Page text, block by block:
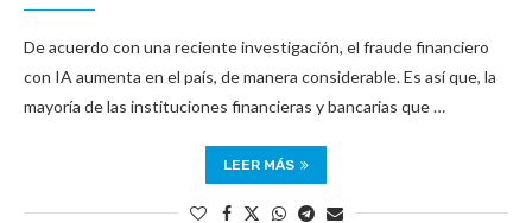
De acuerdo con una reciente investigación, el fraude financiero
con IA aumenta en el país, de manera considerable. Es así que, la
mayoría de las instituciones financieras y bancarias que …
LEER MÁS